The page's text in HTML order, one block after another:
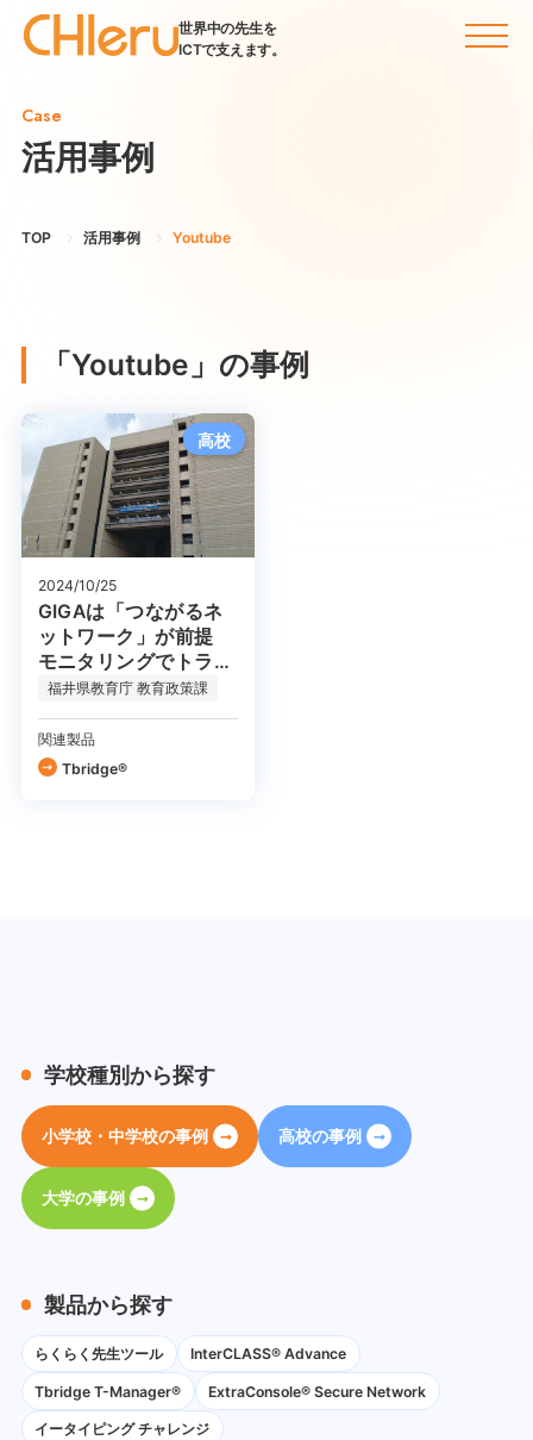
世界中の先生を
ICTで支えます。
Case
活用事例
TOP 活用事例 Youtube
「Youtube」の事例
高校
2024/10/25
GIGAは「つながるネ
ットワーク」が前提
モニタリングでトラブ
ル原因を特定する
福井県教育庁 教育政策課
関連製品
Tbridge®
学校種別から探す
小学校・中学校の事例 高校の事例
大学の事例
製品から探す
らくらく先生ツール InterCLASS® Advance
Tbridge T-Manager® ExtraConsole® Secure Network
イータイピング チャレンジ